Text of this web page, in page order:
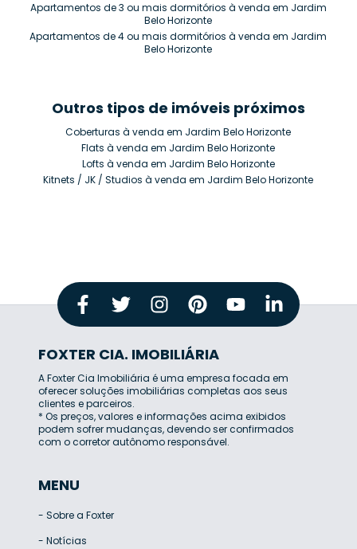
Apartamentos de 3 ou mais dormitórios à venda em Jardim
Belo Horizonte
Apartamentos de 4 ou mais dormitórios à venda em Jardim
Belo Horizonte
Outros tipos de imóveis próximos
Coberturas à venda em Jardim Belo Horizonte
Flats à venda em Jardim Belo Horizonte
Lofts à venda em Jardim Belo Horizonte
Kitnets / JK / Studios à venda em Jardim Belo Horizonte
FOXTER CIA. IMOBILIÁRIA
A Foxter Cia Imobiliária é uma empresa focada em
oferecer soluções imobiliárias completas aos seus
clientes e parceiros.
* Os preços, valores e informações acima exibidos
podem sofrer mudanças, devendo ser confirmados
com o corretor autônomo responsável.
MENU
- Sobre a Foxter
- Notícias